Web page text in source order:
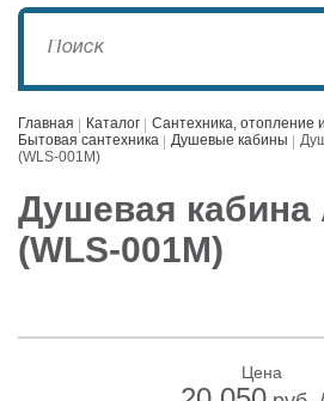
Главная Каталог
Сантехника, отопление
Бытовая сантехника
Душевые кабины
(WLS-001M)
Душевая кабина
(WLS-001M)
Цена